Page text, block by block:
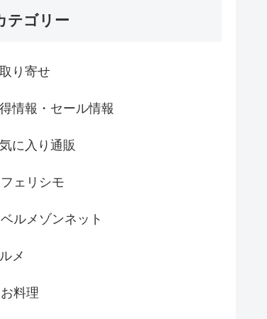
テゴリー
り寄せ
情報・セール情報
に入り通販
フェリシモ
ベルメゾンネット
メ
お料理